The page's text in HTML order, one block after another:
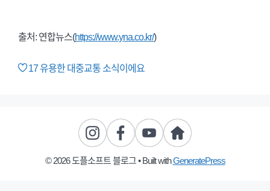
출처: 연합뉴스(https://www.yna.co.kr/)
17유용한 대중교통 소식이에요
© 2026 도플소프트 블로그• Built withGeneratePress